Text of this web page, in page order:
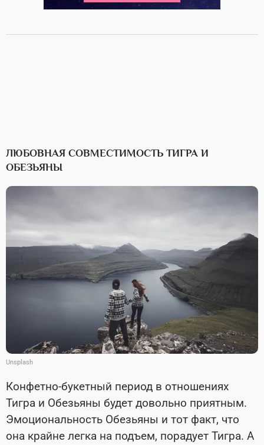
ЛЮБОВНАЯ СОВМЕСТИМОСТЬ ТИГРА И
ОБЕЗЬЯНЫ
Unsplash
Конфетно-букетный период в отношениях
Тигра и Обезьяны будет довольно приятным.
Эмоциональность Обезьяны и тот факт, что
она крайне легка на подъем, порадует Тигра. А